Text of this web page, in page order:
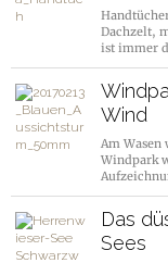
Dachzelt,
ist immer
Wind
Am Wasen
Windpark
Das
Sees